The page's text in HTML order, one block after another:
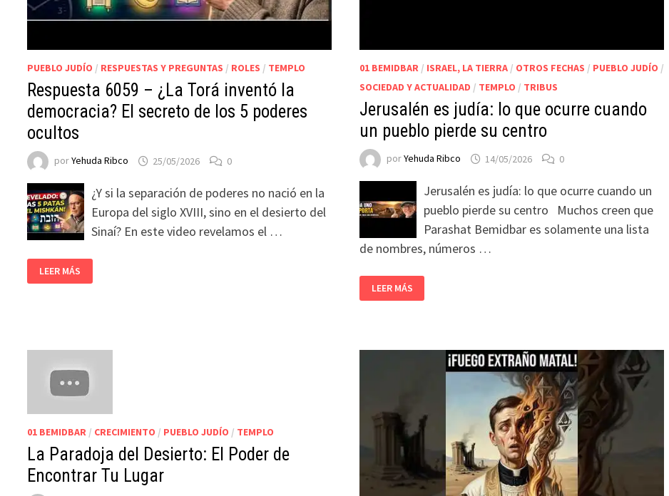
PUEBLO JUDÍO / RESPUESTAS Y PREGUNTAS / ROLES / TEMPLO
Respuesta 6059 – ¿La Torá inventó la
democracia? El secreto de los 5 poderes
ocultos
porYehuda Ribco 25/05/2026 0
¿Y si la separación de poderes no nació en la
Europa del siglo XVIII, sino en el desierto del
Sinaí? En este video revelamos el …
LEER MÁS
01 BEMIDBAR/ ISRAEL, LA TIERRA/ OTROS FECHAS / PUEBLO JUDÍO /
SOCIEDAD Y ACTUALIDAD / TEMPLO / TRIBUS
Jerusalén es judía: lo que ocurre cuando
un pueblo pierde su centro
porYehuda Ribco 14/05/2026 0
Jerusalén es judía: lo que ocurre cuando un
pueblo pierde su centro Muchos creen que
Parashat Bemidbar es solamente una lista
de nombres, números …
LEER MÁS
01 BEMIDBAR / CRECIMIENTO / PUEBLO JUDÍO / TEMPLO
La Paradoja del Desierto: El Poder de
Encontrar Tu Lugar